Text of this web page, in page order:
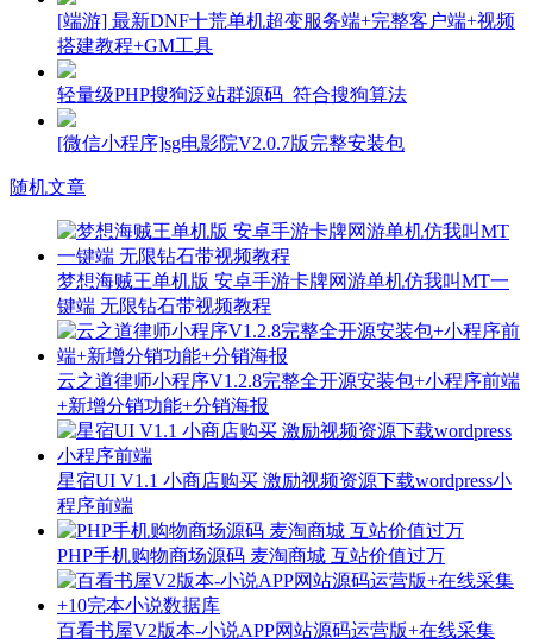
[端游] 最新DNF十荒单机超变服务端+完整客户端+视频
搭建教程+GM工具
轻量级PHP搜狗泛站群源码_符合搜狗算法
[微信小程序]sg电影院V2.0.7版完整安装包
随机文章
梦想海贼王单机版 安卓手游卡牌网游单机仿我叫MT一
键端 无限钻石带视频教程
云之道律师小程序V1.2.8完整全开源安装包+小程序前端
+新增分销功能+分销海报
星宿UI V1.1 小商店购买 激励视频资源下载wordpress小
程序前端
PHP手机购物商场源码 麦淘商城 互站价值过万
百看书屋V2版本-小说APP网站源码运营版+在线采集